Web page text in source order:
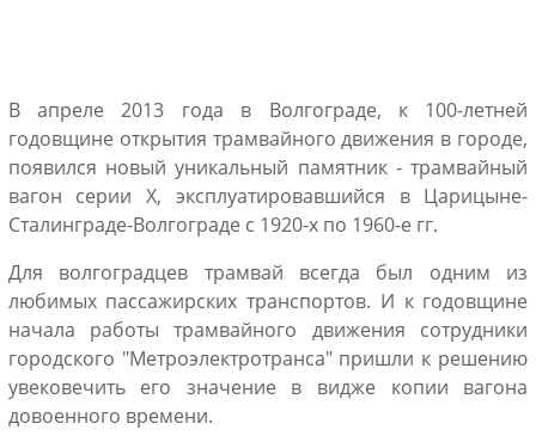
В апреле 2013 года в Волгограде, к 100-летней
годовщине открытия трамвайного движения в городе,
появился новый уникальный памятник - трамвайный
вагон серии Х, эксплуатировавшийся в Царицыне-
Сталинграде-Волгограде с 1920-х по 1960-е гг.
Для волгоградцев трамвай всегда был одним из
любимых пассажирских транспортов. И к годовщине
начала работы трамвайного движения сотрудники
городского "Метроэлектротранса" пришли к решению
увековечить его значение в видже копии вагона
довоенного времени.